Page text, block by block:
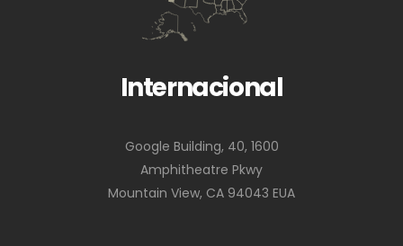
Internacional
Google Building, 40, 1600
Amphitheatre Pkwy
Mountain View, CA 94043 EUA